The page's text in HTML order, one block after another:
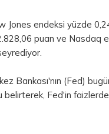
Jones endeksi yüzde
puan ve Nasdaq
Bankası'nın (Fed)
belirterek, Fed'in